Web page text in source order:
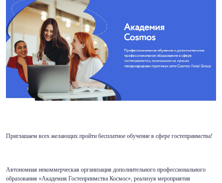
Приглашаем всех желающих пройти бесплатное обучение в сфере гостеприимства!
Автономная некоммерческая организация дополнительного профессионального
образования «Академия Гостеприимства Космос», реализуя мероприятия